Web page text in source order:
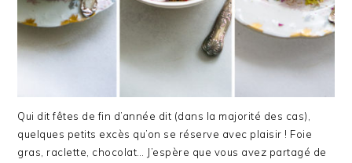
Qui dit fêtes de fin d’année dit (dans la majorité des cas),
quelques petits excès qu’on se réserve avec plaisir ! Foie
gras, raclette, chocolat… J’espère que vous avez partagé de